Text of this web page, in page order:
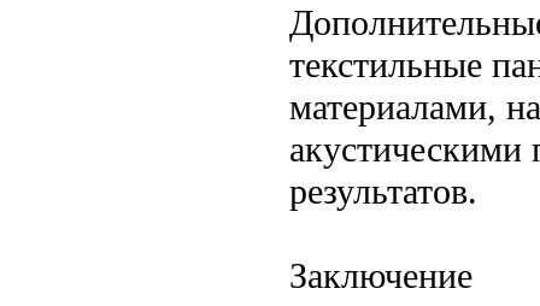
текстильные
материалами,
результатов.
Заключение